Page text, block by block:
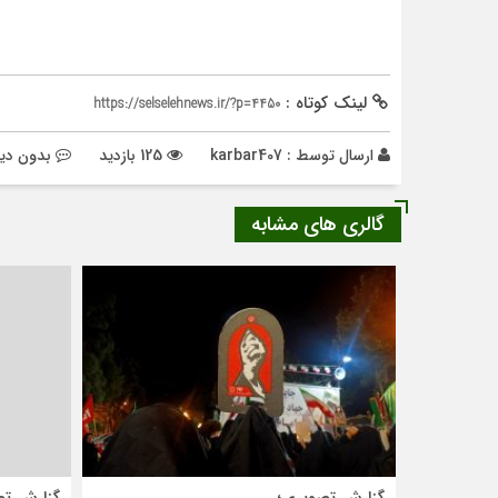
لینک کوتاه : https://selselehnews.ir/?p=4450
ارسال توسط : karbar407 بدون
گالری های مشابه